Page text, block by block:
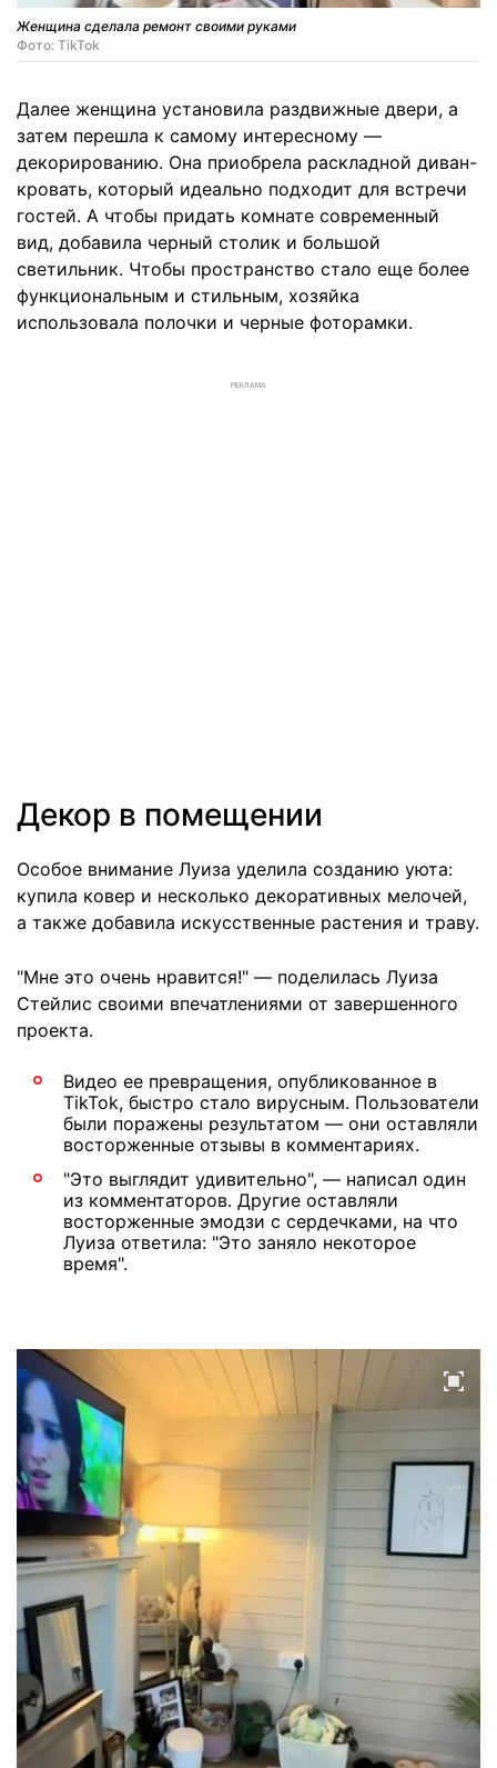
Женщина сделала ремонт своими руками
Фото: TikTok
Далее женщина установила раздвижные двери, а
затем перешла к самому интересному —
декорированию. Она приобрела раскладной диван-
кровать, который идеально подходит для встречи
гостей. А чтобы придать комнате современный
вид, добавила черный столик и большой
светильник. Чтобы пространство стало еще более
функциональным и стильным, хозяйка
использовала полочки и черные фоторамки.
РЕКЛАМА
Декор в помещении
Особое внимание Луиза уделила созданию уюта:
купила ковер и несколько декоративных мелочей,
а также добавила искусственные растения и траву.
"Мне это очень нравится!" — поделилась Луиза
Стейлис своими впечатлениями от завершенного
проекта.
Видео ее превращения, опубликованное в
TikTok, быстро стало вирусным. Пользователи
были поражены результатом — они оставляли
восторженные отзывы в комментариях.
"Это выглядит удивительно", — написал один
из комментаторов. Другие оставляли
восторженные эмодзи с сердечками, на что
Луиза ответила: "Это заняло некоторое
время".